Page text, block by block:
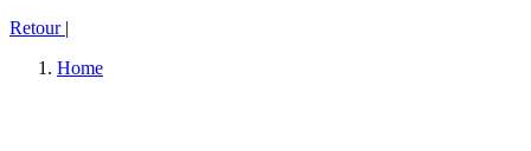
Retour |
Home